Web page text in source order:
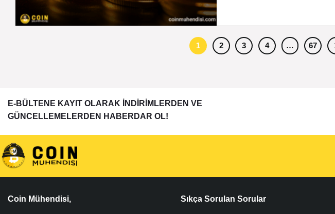
1 2 3 4 … 67
E-BÜLTENE KAYIT OLARAK İNDİRİMLERDEN VE
GÜNCELLEMELERDEN HABERDAR OL!
Coin Mühendisi, Sıkça Sorulan Sorular